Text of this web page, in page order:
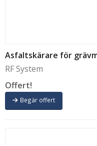
Asfaltskärare för
RF System
Offert!
Begär offert